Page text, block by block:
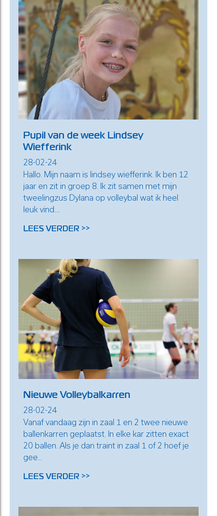
Pupil van de week Lindsey
Wiefferink
28-02-24
Hallo. Mijn naam is lindsey wiefferink. Ik ben 12
jaar en zit in groep 8. Ik zit samen met mijn
tweelingzus Dylana op volleybal wat ik heel
leuk vind....
LEES VERDER >>
Nieuwe Volleybalkarren
28-02-24
Vanaf vandaag zijn in zaal 1 en 2 twee nieuwe
ballenkarren geplaatst. In elke kar zitten exact
20 ballen. Als je dan traint in zaal 1 of 2 hoef je
gee...
LEES VERDER >>